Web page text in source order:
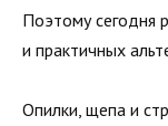
Поэтому сегодня
и практичных
Опилки, щепа и